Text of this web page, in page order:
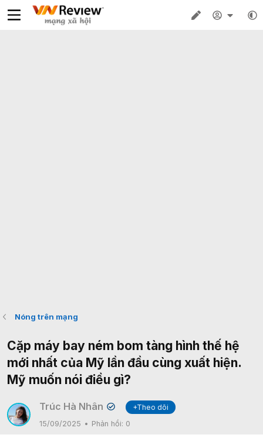
Nóng trên mạng
Cặp máy bay ném bom tàng hình thế hệ
mới nhất của Mỹ lần đầu cùng xuất hiện.
Mỹ muốn nói điều gì?
Trúc Hà Nhân ✔
+Theo dõi
15/09/2025
Phản hồi: 0